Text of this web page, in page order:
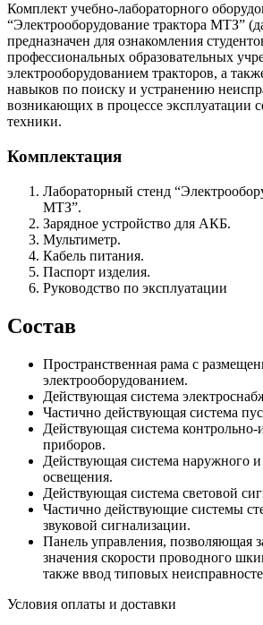
Комплект учебно-лабораторного
“Электрооборудование трактора МТЗ”
предназначен для ознакомления
профессиональных образовательных
электрооборудованием тракторов, а
навыков по поиску и устранению
возникающих в процессе эксплуатации
техники.
Комплектация
Лабораторный стенд
МТЗ”.
Зарядное устройство для АКБ.
Мультиметр.
Кабель питания.
Паспорт изделия.
Руководство по эксплуатации
Состав
Пространственная рама с
электрооборудованием.
Действующая система
Частично действующая система
Действующая система контрольно-
приборов.
Действующая система наружного
освещения.
Действующая система световой
Частично действующие системы
звуковой сигнализации.
Панель управления, позволяющая
значения скорости проводного
также ввод типовых
Условия оплаты и доставки